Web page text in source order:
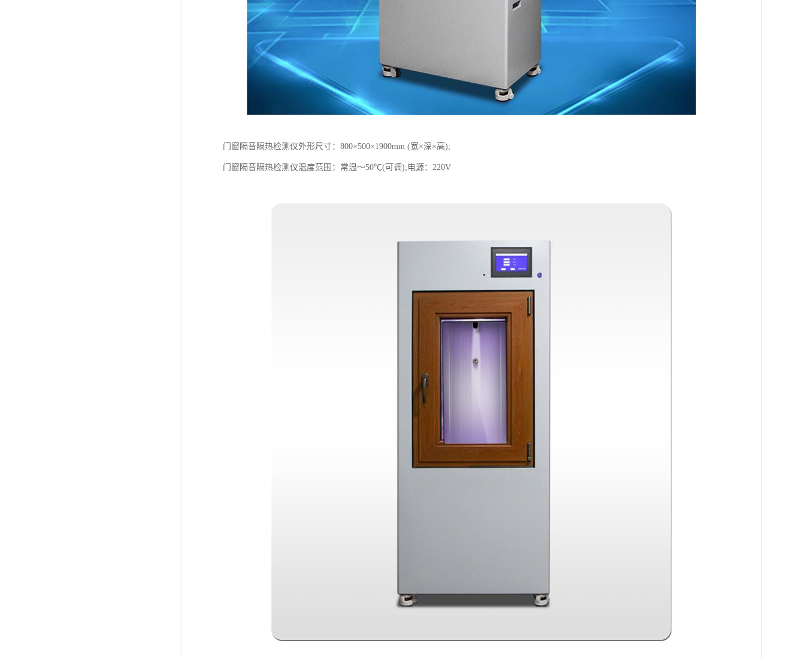
门窗隔音隔热检测仪外形尺寸：800×500×1900mm (宽×深×高);
门窗隔音隔热检测仪温度范围：常温～50℃(可调);电源：220V